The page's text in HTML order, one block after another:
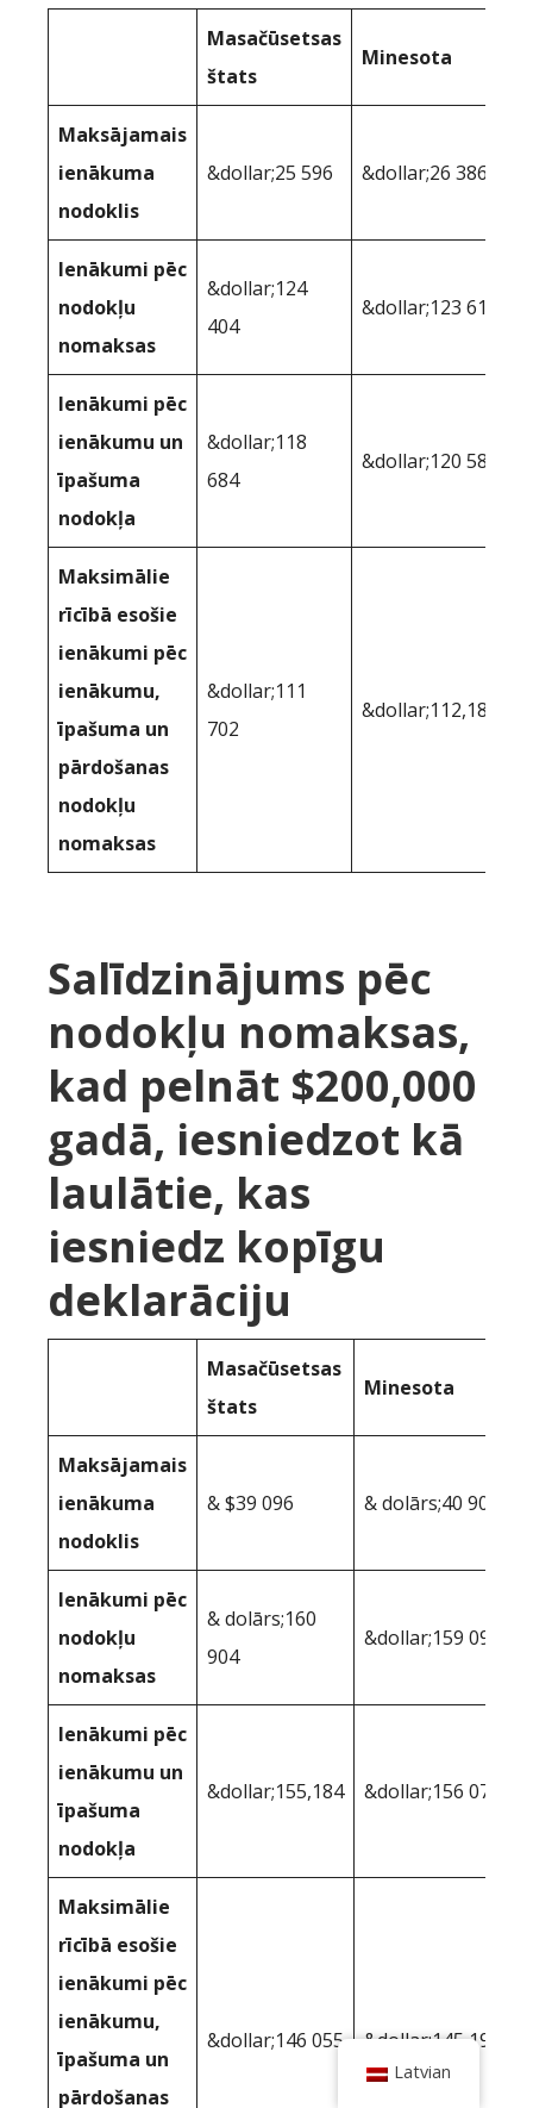
Masačūsetsas
štats
Minesota
Maksājamais
ienākuma
nodoklis
&dollar;25 596 &dollar;26 386
Ienākumi pēc
nodokļu
nomaksas
&dollar;124
404
&dollar;123 614
Ienākumi pēc
ienākumu un
īpašuma
nodokļa
&dollar;118
684
&dollar;120 587
Maksimālie
rīcībā esošie
ienākumi pēc
ienākumu,
īpašuma un
pārdošanas
nodokļu
nomaksas
&dollar;111
702
&dollar;112,185
Salīdzinājums pēc
nodokļu nomaksas,
kad pelnāt $200,000
gadā, iesniedzot kā
laulātie, kas
iesniedz kopīgu
deklarāciju
Masačūsetsas
štats
Minesota
Maksājamais
ienākuma
nodoklis
& $39 096 & dolārs;40 903
Ienākumi pēc
nodokļu
nomaksas
& dolārs;160
904
&dollar;159 097
Ienākumi pēc
ienākumu un
īpašuma
nodokļa
&dollar;155,184 &dollar;156 070
Maksimālie
rīcībā esošie
ienākumi pēc
ienākumu,
īpašuma un
pārdošanas
&dollar;146 055 &dollar;145,195
Latvian